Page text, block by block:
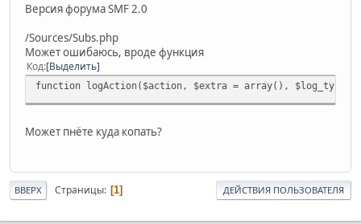
Версия форума SMF 2.0
/Sources/Subs.php
Может ошибаюсь, вроде функция
Код Выделить
function logAction($action, $extra = array(), $log_type =
Может пнёте куда копать?
ВВЕРХ Страницы 1 ДЕЙСТВИЯ ПОЛЬЗОВАТЕЛЯ